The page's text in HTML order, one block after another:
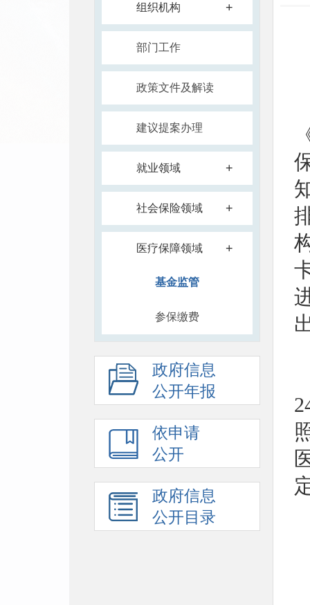
组织机构 +
部门工作
政策文件及解读
建议提案办理
就业领域 +
社会保险领域 +
医疗保障领域 +
基金监管
参保缴费
政府信息
公开年报
依申请
公开
政府信息
公开目录